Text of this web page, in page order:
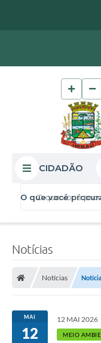
O que você
CIDADÃO
Notícias
Notícias
MAI
12
12 MAI 2026
MEIO